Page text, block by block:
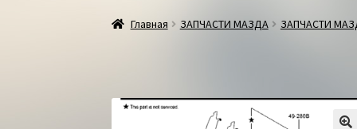
Главная ЗАПЧАСТИ МАЗДА ЗАПЧАСТИ